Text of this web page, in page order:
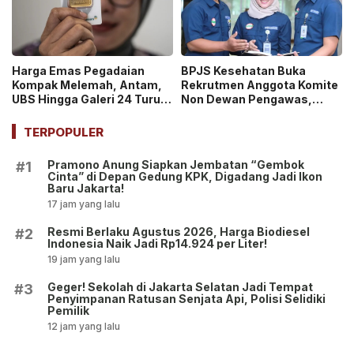
Harga Emas Pegadaian
Kompak Melemah, Antam,
UBS Hingga Galeri 24 Turun
BPJS Kesehatan Buka
Rekrutmen Anggota Komite
Non Dewan Pengawas,
TERPOPULER
#1
Pramono Anung Siapkan Jembatan “Gembok
Cinta” di Depan Gedung KPK, Digadang Jadi Ikon
Baru Jakarta!
17 jam yang lalu
#2
Resmi Berlaku Agustus 2026, Harga Biodiesel
Indonesia Naik Jadi Rp14.924 per Liter!
19 jam yang lalu
#3
Geger! Sekolah di Jakarta Selatan Jadi Tempat
Penyimpanan Ratusan Senjata Api, Polisi Selidiki
Pemilik
12 jam yang lalu